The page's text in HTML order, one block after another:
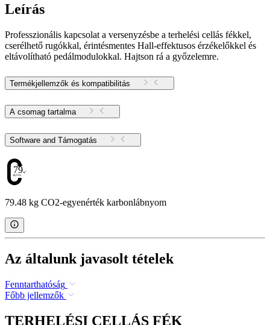
Leírás
Professzionális kapcsolat a versenyzésbe a terhelési cellás fékkel,
cserélhető rugókkal, érintésmentes Hall-effektusos érzékelőkkel és
eltávolítható pedálmodulokkal. Hajtson rá a győzelemre.
Termékjellemzők és kompatibilitás
A csomag tartalma
Software and Támogatás
79.48
79.48 kg CO2-egyenérték karbonlábnyom
Az általunk javasolt tételek
Fenntarthatóság
Főbb jellemzők
TERHELÉSI CELLÁS FÉK